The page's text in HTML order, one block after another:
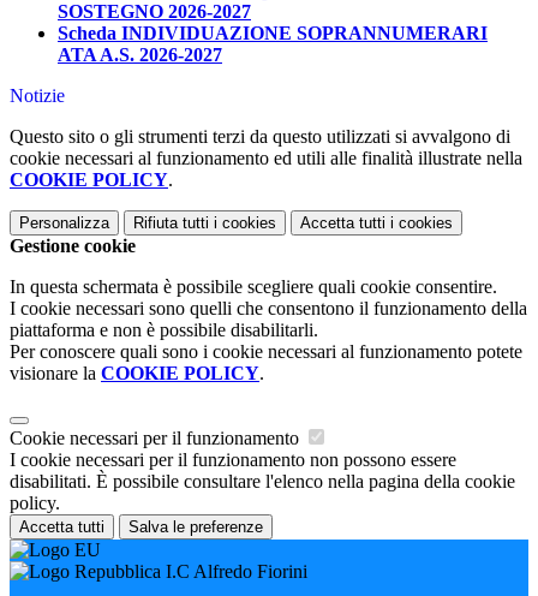
SOSTEGNO 2026-2027
Scheda INDIVIDUAZIONE SOPRANNUMERARI
ATA A.S. 2026-2027
Notizie
Questo sito o gli strumenti terzi da questo utilizzati si avvalgono di
cookie necessari al funzionamento ed utili alle finalità illustrate nella
COOKIE POLICY.
Personalizza Rifiuta tutti i cookies Accetta tutti i cookies
Gestione cookie
In questa schermata è possibile scegliere quali cookie consentire.
I cookie necessari sono quelli che consentono il funzionamento della
piattaforma e non è possibile disabilitarli.
Per conoscere quali sono i cookie necessari al funzionamento potete
visionare la COOKIE POLICY.
Cookie necessari per il funzionamento
I cookie necessari per il funzionamento non possono essere
disabilitati. È possibile consultare l'elenco nella pagina della cookie
policy.
Accetta tutti Salva le preferenze
I.C Alfredo Fiorini